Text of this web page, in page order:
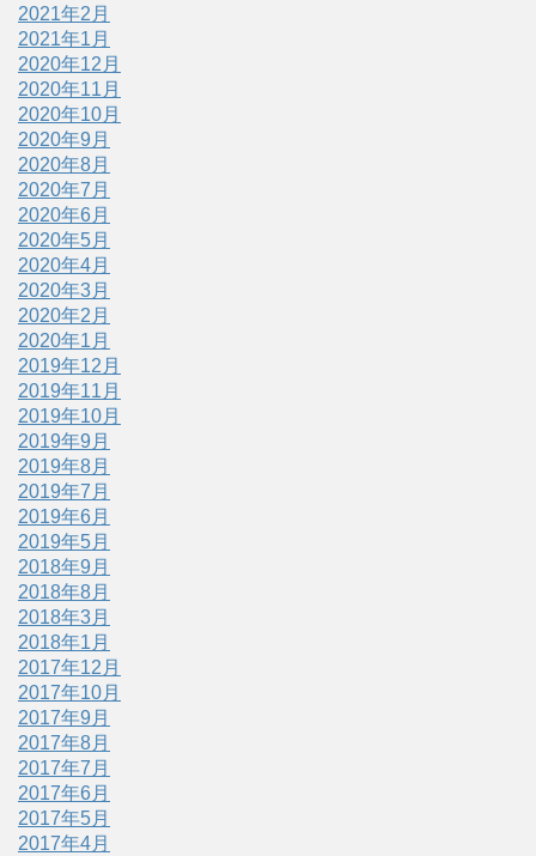
2021年2月
2021年1月
2020年12月
2020年11月
2020年10月
2020年9月
2020年8月
2020年7月
2020年6月
2020年5月
2020年4月
2020年3月
2020年2月
2020年1月
2019年12月
2019年11月
2019年10月
2019年9月
2019年8月
2019年7月
2019年6月
2019年5月
2018年9月
2018年8月
2018年3月
2018年1月
2017年12月
2017年10月
2017年9月
2017年8月
2017年7月
2017年6月
2017年5月
2017年4月